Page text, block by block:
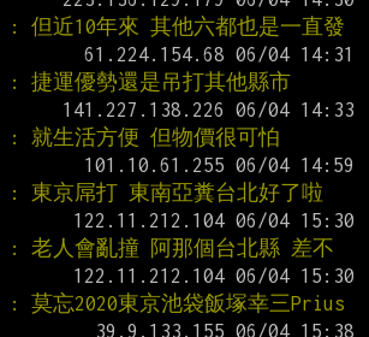
: 但近10年來 其他六都也是一直發
: 捷運優勢還是吊打其他縣市
: 就生活方便 但物價很可怕
: 東京屌打 東南亞糞台北好了啦
: 老人會亂撞 阿那個台北縣 差不
: 莫忘2020東京池袋飯塚幸三Prius